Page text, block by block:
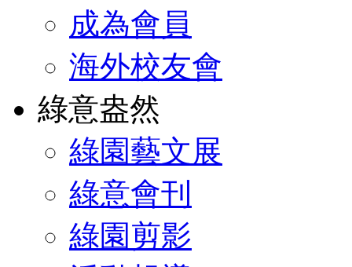
成為會員
海外校友會
綠意盎然
綠園藝文展
綠意會刊
綠園剪影